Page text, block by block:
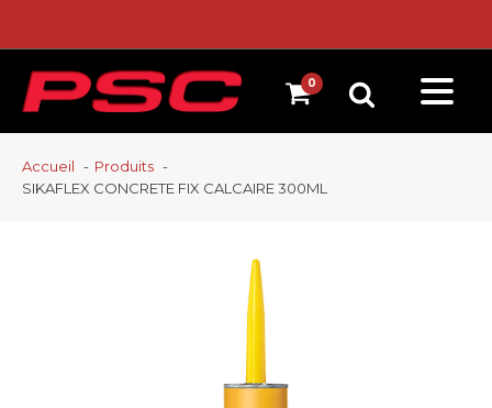
Accueil
Produits
SIKAFLEX CONCRETE FIX CALCAIRE 300ML